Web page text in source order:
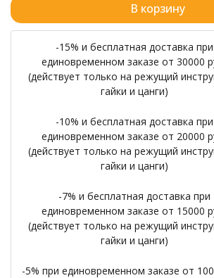
В корзину
-15% и бесплатная доставка при
единовременном заказе от 30000
(действует только на режущий
гайки и цанги)
-10% и бесплатная доставка при
единовременном заказе от 20000
(действует только на режущий
гайки и цанги)
-7% и бесплатная доставка при
единовременном заказе от 15000
(действует только на режущий
гайки и цанги)
-5% при единовременном заказе от